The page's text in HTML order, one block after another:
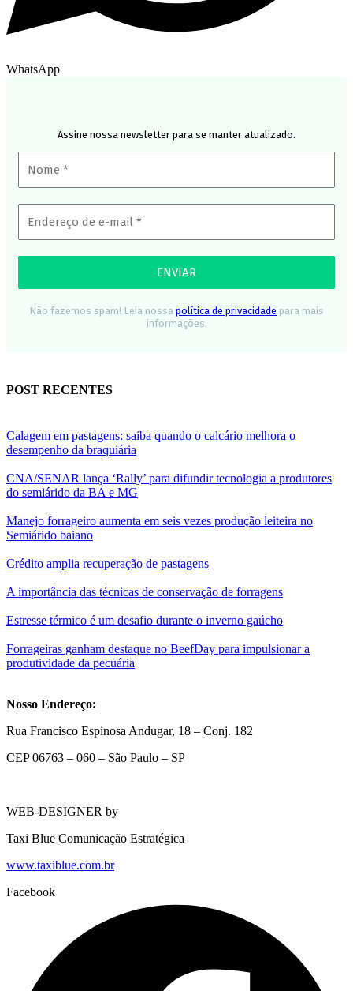
WhatsApp
Assine nossa newsletter para se manter atualizado.
Não fazemos spam! Leia nossa política de privacidade para mais
informações.
POST RECENTES
Calagem em pastagens: saiba quando o calcário melhora o
desempenho da braquiária
CNA/SENAR lança ‘Rally’ para difundir tecnologia a produtores
do semiárido da BA e MG
Manejo forrageiro aumenta em seis vezes produção leiteira no
Semiárido baiano
Crédito amplia recuperação de pastagens
A importância das técnicas de conservação de forragens
Estresse térmico é um desafio durante o inverno gaúcho
Forrageiras ganham destaque no BeefDay para impulsionar a
produtividade da pecuária
Nosso Endereço:
Rua Francisco Espinosa Andugar, 18 – Conj. 182
CEP 06763 – 060 – São Paulo – SP
WEB-DESIGNER by
Taxi Blue Comunicação Estratégica
www.taxiblue.com.br
Facebook